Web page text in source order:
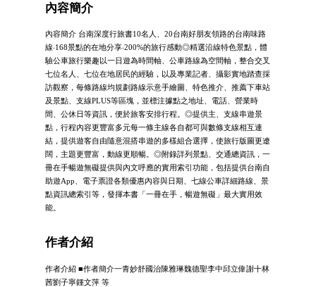
內容簡介
內容簡介 台南深度行旅書10名人、20台南好朋友領路的台南味路
線‧168景點的在地分享‧200%的旅行感動◎精選沿線特色景點，體
驗公車旅行樂趣以一日遊為時間軸、公車路線為空間軸，整合交叉
七位名人、七位在地居民的經驗，以及專業記者、攝影實地踏查採
訪觀察，每條路線均規劃路線示意手繪圖、特色推介、推薦下車站
及景點、支線PLUS等區塊，並標注據點之地址、電話、營業時
間、公休日等資訊，便於旅客安排行程。◎提供主、支線串遊景
點，行程內容更豐富多元每一條主線各自都可與數條支線相互連
結，提供遊客自由隨意混搭串遊的多樣組合選擇，使旅行版圖更遼
闊，主題更豐富，動線更順暢。◎附錄詳列景點、交通總資訊，一
冊在手暢遊無礙提供與內文呼應的實用索引功能，包括提供台南自
助遊App、電子票證各類優惠內容與日期、七線公車詳細路線、景
點資訊總索引等，發揮本書「一冊在手，暢遊無礙」最大實用效
能。
作者介紹
作者介紹 ■作者簡介一青妙舒國治陳雅琳魏德聖李中邱立偉謝十林
茜劉子寧鍾文萍 等